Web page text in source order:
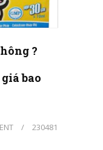
?
bao
/
230481